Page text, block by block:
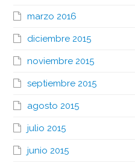
marzo 2016
diciembre 2015
noviembre 2015
septiembre 2015
agosto 2015
julio 2015
junio 2015